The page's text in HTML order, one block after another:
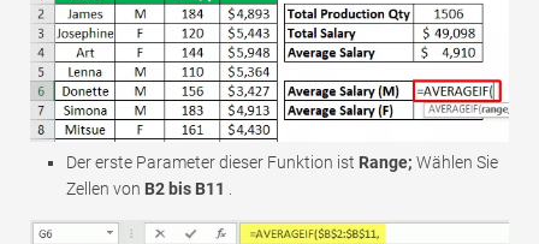
Der erste Parameter dieser Funktion ist Range; Wählen Sie
Zellen von B2 bis B11